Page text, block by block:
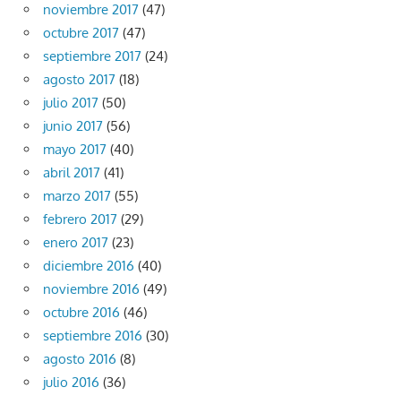
noviembre 2017 (47)
octubre 2017 (47)
septiembre 2017 (24)
agosto 2017 (18)
julio 2017 (50)
junio 2017 (56)
mayo 2017 (40)
abril 2017 (41)
marzo 2017 (55)
febrero 2017 (29)
enero 2017 (23)
diciembre 2016 (40)
noviembre 2016 (49)
octubre 2016 (46)
septiembre 2016 (30)
agosto 2016 (8)
julio 2016 (36)